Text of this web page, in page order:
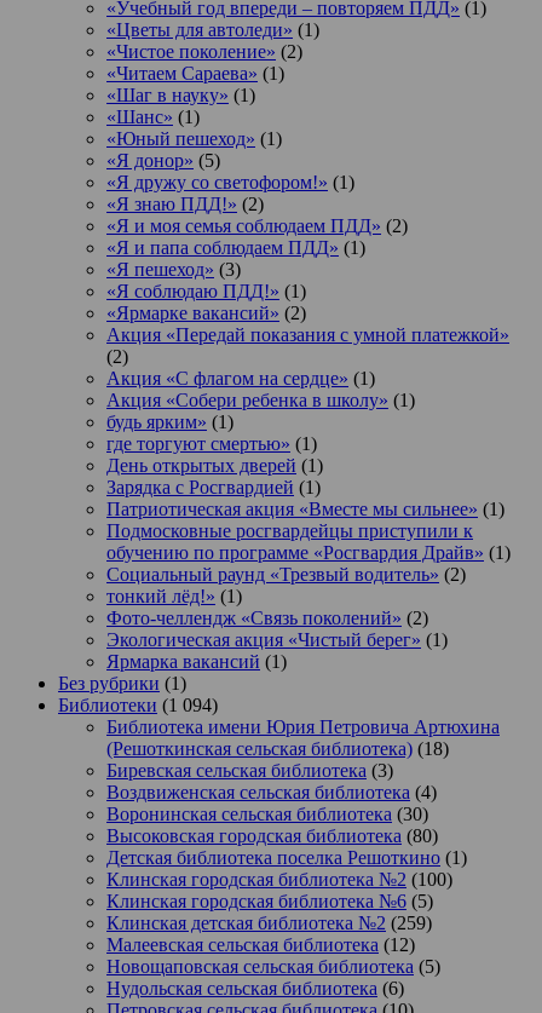
«Учебный год впереди – повторяем ПДД» (1)
«Цветы для автоледи» (1)
«Чистое поколение» (2)
«Читаем Сараева» (1)
«Шаг в науку» (1)
«Шанс» (1)
«Юный пешеход» (1)
«Я донор» (5)
«Я дружу со светофором!» (1)
«Я знаю ПДД!» (2)
«Я и моя семья соблюдаем ПДД» (2)
«Я и папа соблюдаем ПДД» (1)
«Я пешеход» (3)
«Я соблюдаю ПДД!» (1)
«Ярмарке вакансий» (2)
Акция «Передай показания с умной платежкой»
(2)
Акция «С флагом на сердце» (1)
Акция «Собери ребенка в школу» (1)
будь ярким» (1)
где торгуют смертью» (1)
День открытых дверей (1)
Зарядка с Росгвардией (1)
Патриотическая акция «Вместе мы сильнее» (1)
Подмосковные росгвардейцы приступили к
обучению по программе «Росгвардия Драйв» (1)
Социальный раунд «Трезвый водитель» (2)
тонкий лёд!» (1)
Фото-челлендж «Связь поколений» (2)
Экологическая акция «Чистый берег» (1)
Ярмарка вакансий (1)
Без рубрики (1)
Библиотеки (1 094)
Библиотека имени Юрия Петровича Артюхина
(Решоткинская сельская библиотека) (18)
Биревская сельская библиотека (3)
Воздвиженская сельская библиотека (4)
Воронинская сельская библиотека (30)
Высоковская городская библиотека (80)
Детская библиотека поселка Решоткино (1)
Клинская городская библиотека №2 (100)
Клинская городская библиотека №6 (5)
Клинская детская библиотека №2 (259)
Малеевская сельская библиотека (12)
Новощаповская сельская библиотека (5)
Нудольская сельская библиотека (6)